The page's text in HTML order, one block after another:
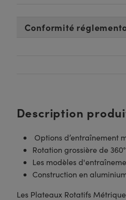
Conformité
Description
Options d’entraînement
Rotation grossière de 360°
Les modèles
Construction en
Les Plateaux Rotatifs